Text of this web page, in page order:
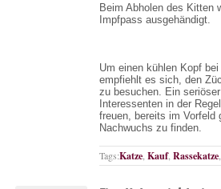
Beim Abholen des Kitten
Impfpass ausgehändigt.
Um einen kühlen Kopf
empfiehlt es sich, den
zu besuchen. Ein
Interessenten in der
freuen, bereits im Vorfeld
Nachwuchs zu finden.
Tags:Katze Kauf, Rassekatze